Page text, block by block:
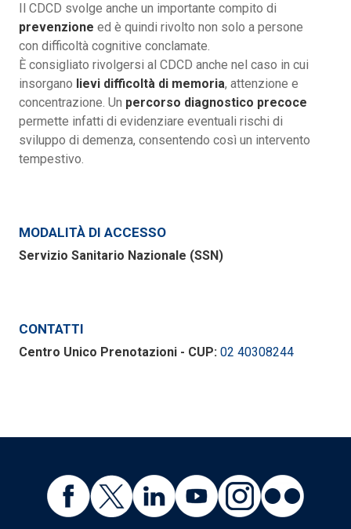
Il CDCD svolge anche un importante compito di
prevenzione ed è quindi rivolto non solo a persone
con difficoltà cognitive conclamate.
È consigliato rivolgersi al CDCD anche nel caso in cui
insorgano lievi difficoltà di memoria, attenzione e
concentrazione. Un percorso diagnostico precoce
permette infatti di evidenziare eventuali rischi di
sviluppo di demenza, consentendo così un intervento
tempestivo.
MODALITÀ DI ACCESSO
Servizio Sanitario Nazionale (SSN)
CONTATTI
Centro Unico Prenotazioni - CUP: 02 40308244